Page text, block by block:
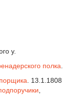
у.
полка
. 13.1.1808